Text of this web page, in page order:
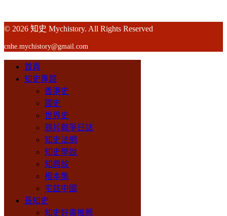
© 2026 知史 Mychistory. All Rights Reserved
cnhe.mychistory@gmail.com
首頁
知史專題
香港史
國史
世界史
鴉片戰爭日誌
知史法網
知史學說
知典故
根本集
宅兹中國
長知史
知史好書推薦